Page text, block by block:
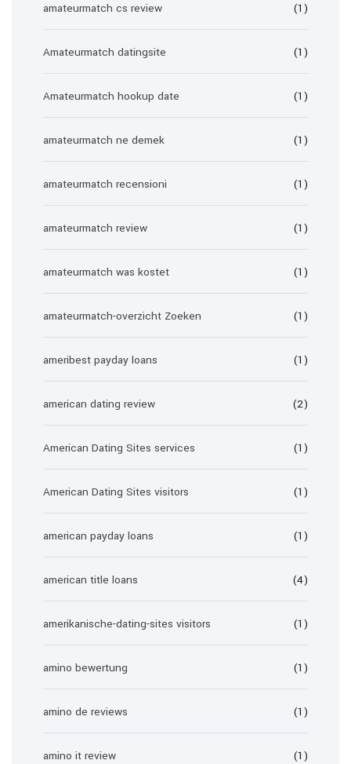
amateurmatch cs review (1)
Amateurmatch datingsite (1)
Amateurmatch hookup date (1)
amateurmatch ne demek (1)
amateurmatch recensioni (1)
amateurmatch review (1)
amateurmatch was kostet (1)
amateurmatch-overzicht Zoeken (1)
ameribest payday loans (1)
american dating review (2)
American Dating Sites services (1)
American Dating Sites visitors (1)
american payday loans (1)
american title loans (4)
amerikanische-dating-sites visitors (1)
amino bewertung (1)
amino de reviews (1)
amino it review (1)